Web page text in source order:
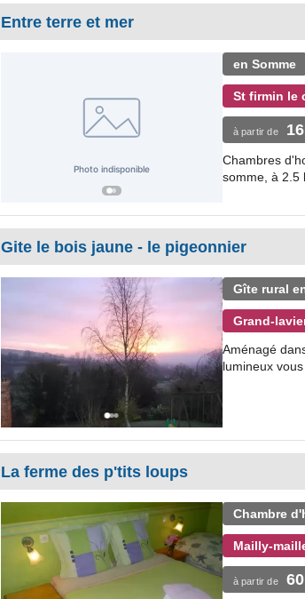
Entre terre et mer
en Somme
St firmin le
à partir de 16
Chambres
somme, à 2.5
Gite le bois jaune - le pigeonnier
Gîte rural
Grand-
Aménagé
lumineux
La ferme des p'tits loups
Chambre
Mailly-
à partir de 60